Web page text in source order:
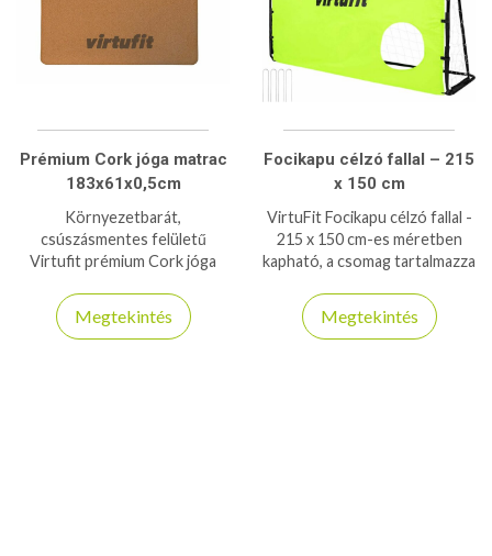
Prémium Cork jóga matrac
183x61x0,5cm
Környezetbarát,
csúszásmentes felületű
Virtufit prémium Cork jóga
anyagok és a maximális
kényelem szerelmeseinek.
Megtekintés
Focikapu célzó fallal – 215
x 150 cm
VirtuFit Focikapu célzó fallal -
215 x 150 cm-es méretben
kapható, a csomag tartalmazza
Megtekintés